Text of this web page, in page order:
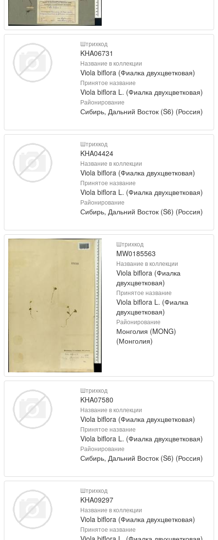
Штрихкод
KHA06731
Название в коллекции
Viola biflora (Фиалка двухцветковая)
Принятое название
Viola biflora L. (Фиалка двухцветковая)
Районирование
Сибирь, Дальний Восток (S6) (Россия)
Штрихкод
KHA04424
Название в коллекции
Viola biflora (Фиалка двухцветковая)
Принятое название
Viola biflora L. (Фиалка двухцветковая)
Районирование
Сибирь, Дальний Восток (S6) (Россия)
Штрихкод
MW0185563
Название в коллекции
Viola biflora (Фиалка
двухцветковая)
Принятое название
Viola biflora L. (Фиалка
двухцветковая)
Районирование
Монголия (MONG)
(Монголия)
Штрихкод
KHA07580
Название в коллекции
Viola biflora (Фиалка двухцветковая)
Принятое название
Viola biflora L. (Фиалка двухцветковая)
Районирование
Сибирь, Дальний Восток (S6) (Россия)
Штрихкод
KHA09297
Название в коллекции
Viola biflora (Фиалка двухцветковая)
Принятое название